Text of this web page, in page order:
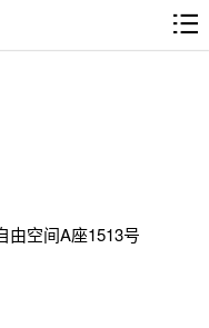
由空间A座1513号